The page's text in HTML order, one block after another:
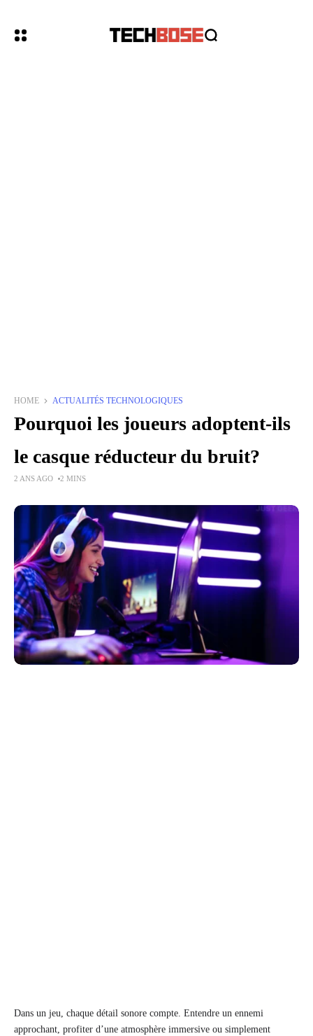
HOME ACTUALITÉS TECHNOLOGIQUES
Pourquoi les joueurs adoptent-ils
le casque réducteur du bruit?
2 ANS AGO 2 MINS
Dans un jeu, chaque détail sonore compte. Entendre un ennemi
approchant, profiter d’une atmosphère immersive ou simplement